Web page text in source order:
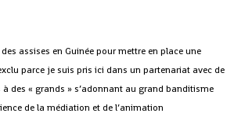
assises en Guinée pour mettre en place une
parce je suis pris ici dans un partenariat avec de
des « grands » s’adonnant au grand banditisme
de la médiation et de l’animation